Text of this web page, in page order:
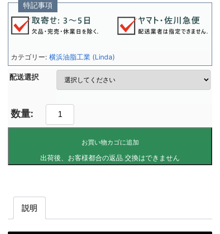
特記事項
配送選択
お買い物カゴに追加
カテゴリー: 横浜油脂工業 (Linda)
説明